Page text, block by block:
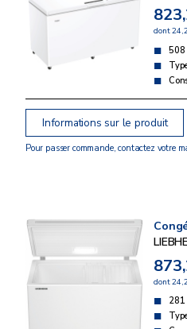
dont
508
Informations sur le produit
Pour passer commande, contactez votre
dont
281